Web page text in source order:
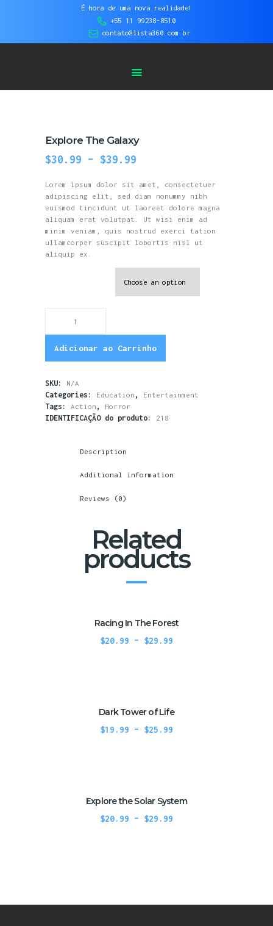
É hora de uma nova realidade!
+55 11 99238-8510
contato@lista360.com.br
Lista 360 - Tour Virtual | Vídeos 360° |
Fotos Aéreas
HOME
SOBRE NÓS
Explore The Galaxy
$30.99 – $39.99
Lorem ipsum dolor sit amet, consectetuer
adipiscing elit, sed diam nonummy nibh
euismod tincidunt ut laoreet dolore magna
aliquam erat volutpat. Ut wisi enim ad
minim veniam, quis nostrud exerci tation
ullamcorper suscipit lobortis nisl ut
aliquip ex.
Galaxy
quantity
Adicionar ao Carrinho
SKU: N/A
Categories: Education , Entertainment
Tags: Action , Horror
IDENTIFICAÇÃO do produto: 218
Description
Additional information
Reviews (0)
Related
products
Racing In The Forest
$20.99 – $29.99
Dark Tower of Life
$19.99 – $25.99
Explore the Solar System
$20.99 – $29.99